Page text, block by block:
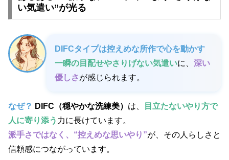
い気遣い”が光る
DIFCタイプは控えめな所作で心を動かす
一瞬の目配せやさりげない気遣いに、 深い
優しさが感じられます。
なぜ？ DIFC（穏やかな洗練美） は、
目立たないやり方で
人に寄り添う 力に長けています。
派手さではなく、“控えめな思いやり”が、その人らしさと
信頼感につながっています。